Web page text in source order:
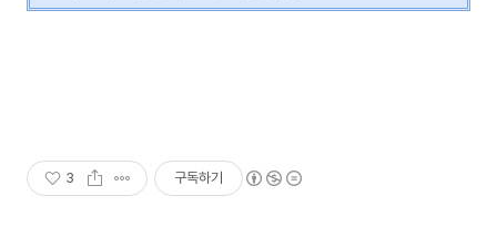
3 구독하기